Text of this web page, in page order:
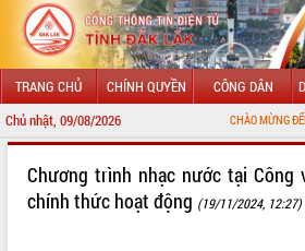
TRANG CHỦ CHÍNH QUYỀN CÔNG DÂN
Chủ nhật, 09/08/2026 CHÀO MỪNG ĐẾN VỚI
LÃNH ĐẠO UBND TỈNH
Chương trình nhạc nước tại Công
chính thức hoạt động (19/11/2024, 12:27)